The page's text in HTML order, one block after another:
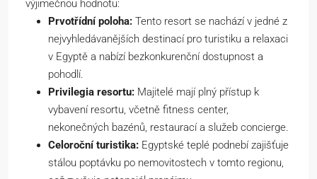
výjimečnou hodnotu:
Prvotřídní poloha: Tento resort se nachází v jedné z
nejvyhledávanějších destinací pro turistiku a relaxaci
v Egyptě a nabízí bezkonkurenční dostupnost a
pohodlí.
Privilegia resortu: Majitelé mají plný přístup k
vybavení resortu, včetně fitness center,
nekonečných bazénů, restaurací a služeb concierge.
Celoroční turistika: Egyptské teplé podnebí zajišťuje
stálou poptávku po nemovitostech v tomto regionu,